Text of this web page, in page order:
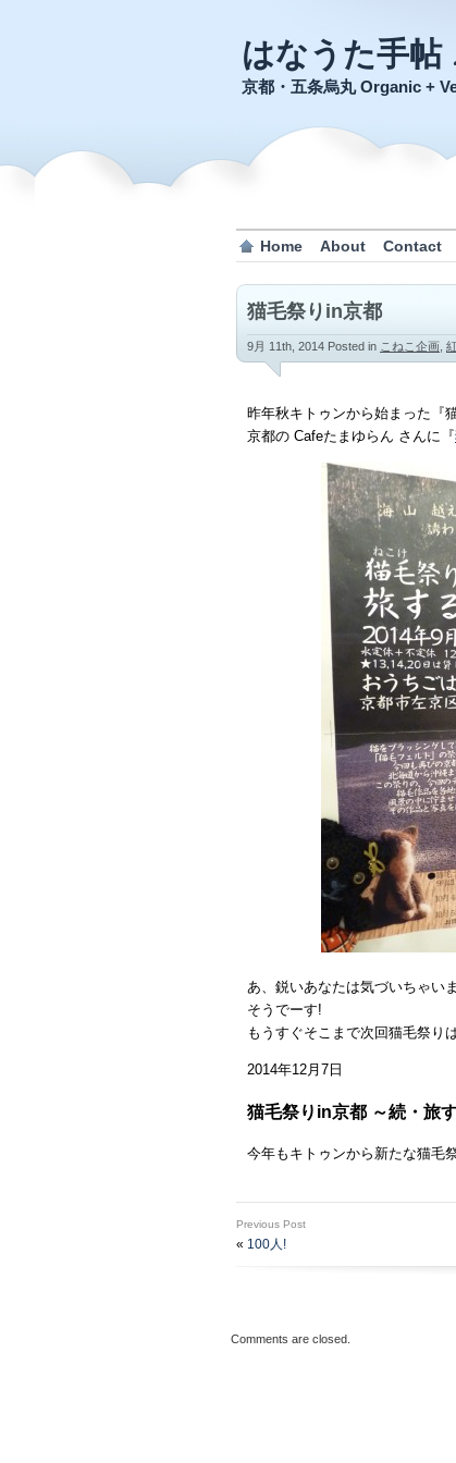
はなうた手帖
京都・五条烏丸 Organic +
Home About Contact
猫毛祭りin京都
9月 11th, 2014 Posted in こねこ企画
昨年秋キトゥンから始まった『
京都の Cafeたまゆらん さんに『
あ、鋭いあなたは気づいちゃい
そうでーす!
もうすぐそこまで次回猫毛祭り
2014年12月7日
猫毛祭りin京都 ～続・旅
今年もキトゥンから新たな猫毛
Previous Post
« 100人!
Comments are closed.